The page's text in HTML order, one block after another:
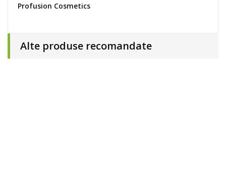
Profusion Cosmetics
Alte produse recomandate